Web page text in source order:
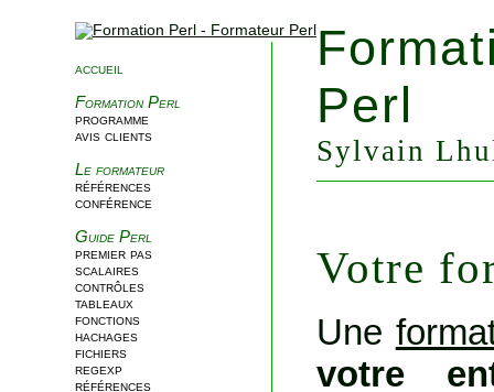
accueil
Formation Perl
programme
avis clients
Le formateur
références
conférence
Guide Perl
premier pas
scalaires
contrôles
tableaux
fonctions
hachages
fichiers
regexp
références
Perl
Sylvain
Votre
Une
votre